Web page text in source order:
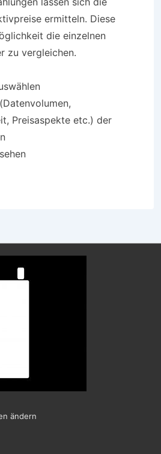
ermitteln. Diese
die einzelnen
zu vergleichen.
Preisaspekte etc.) der
ändern